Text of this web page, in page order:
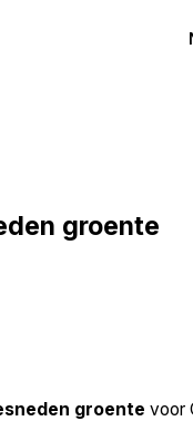
groente
groente voor